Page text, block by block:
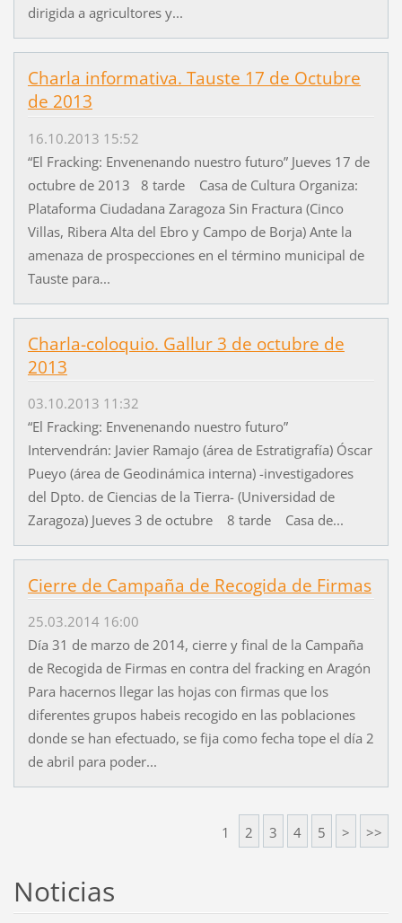
dirigida a agricultores y...
Charla informativa. Tauste 17 de Octubre
de 2013
16.10.2013 15:52
“El Fracking: Envenenando nuestro futuro” Jueves 17 de
octubre de 2013 8 tarde Casa de Cultura Organiza:
Plataforma Ciudadana Zaragoza Sin Fractura (Cinco
Villas, Ribera Alta del Ebro y Campo de Borja) Ante la
amenaza de prospecciones en el término municipal de
Tauste para...
Charla-coloquio. Gallur 3 de octubre de
2013
03.10.2013 11:32
“El Fracking: Envenenando nuestro futuro”
Intervendrán: Javier Ramajo (área de Estratigrafía) Óscar
Pueyo (área de Geodinámica interna) -investigadores
del Dpto. de Ciencias de la Tierra- (Universidad de
Zaragoza) Jueves 3 de octubre 8 tarde Casa de...
Cierre de Campaña de Recogida de Firmas
25.03.2014 16:00
Día 31 de marzo de 2014, cierre y final de la Campaña
de Recogida de Firmas en contra del fracking en Aragón
Para hacernos llegar las hojas con firmas que los
diferentes grupos habeis recogido en las poblaciones
donde se han efectuado, se fija como fecha tope el día 2
de abril para poder...
1 2 3 4 5 > >>
Noticias